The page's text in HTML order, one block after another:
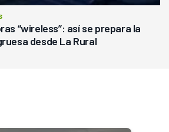
“wireless”: así se prepara la
desde La Rural